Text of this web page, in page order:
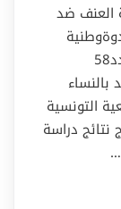
العنف ضد
أمس الإربعاء 25 ماي 2022 ندوةوطنية
بعنوان “أربعة سنوات بعد دخول القانون عدد58
بالنساء
التونسية
نتائج دراسة